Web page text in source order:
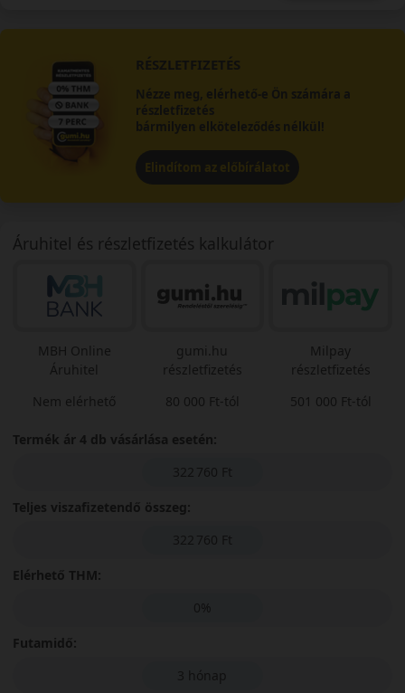
RÉSZLETFIZETÉS
Nézze meg, elérhető-e Ön számára a
részletfizetés
bármilyen elköteleződés nélkül!
Elindítom az előbírálatot
Áruhitel és részletfizetés kalkulátor
MBH Online
Áruhitel
Nem elérhető
gumi.hu
részletfizetés
80 000 Ft-tól
Milpay
részletfizetés
501 000 Ft-tól
Termék ár 4 db vásárlása esetén:
322 760 Ft
Teljes viszafizetendő összeg:
322 760 Ft
Elérhető THM:
0%
Futamidő:
3 hónap